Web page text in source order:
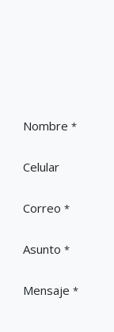
Nombre *
Celular
Correo *
Asunto *
Mensaje *